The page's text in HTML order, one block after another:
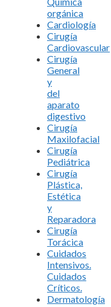
orgánica
Cardiología
Cirugía
Cardiovascular
Cirugía
General
y
del
aparato
digestivo
Cirugía
Maxilofacial
Cirugía
Pediátrica
Cirugía
Plástica,
Estética
y
Reparadora
Cirugía
Torácica
Cuidados
Intensivos.
Cuidados
Críticos.
Dermatología